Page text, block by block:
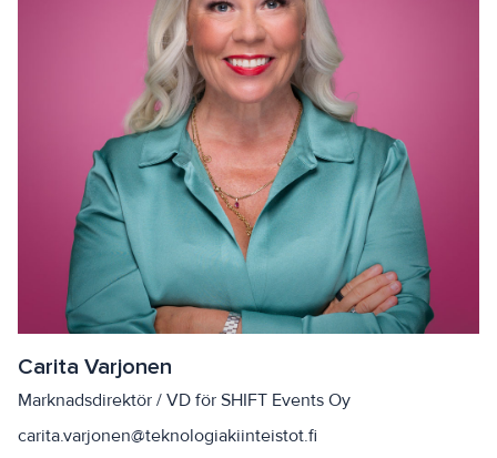
Carita Varjonen
Marknadsdirektör / VD för SHIFT Events Oy
carita.varjonen@teknologiakiinteistot.fi